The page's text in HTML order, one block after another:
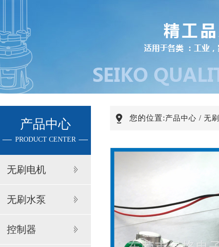
产品中心
PRODUCT CENTER
无刷电机
无刷水泵
控制器
您的位置:产品中心 /无